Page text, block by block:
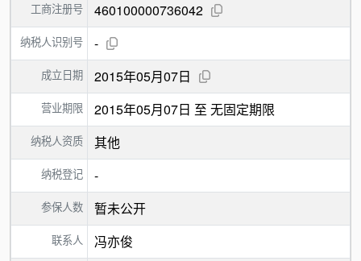
工商注册号 460100000736042
纳税人识别号 -
成立日期 2015年05月07日
营业期限 2015年05月07日 至 无固定期限
纳税人资质 其他
纳税登记 -
参保人数 暂未公开
联系人 冯亦俊